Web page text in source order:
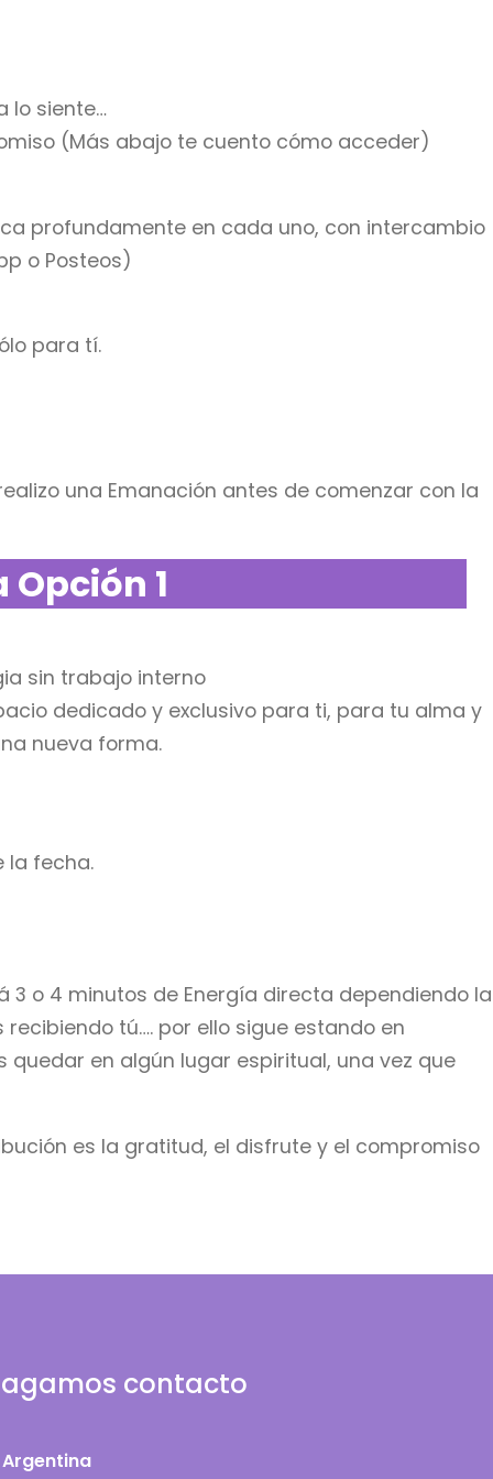
lo siente…
(Más abajo te cuento cómo acceder)
profundamente en cada uno, con intercambio
o Posteos)
para tí.
una Emanación antes de comenzar con la
1
sin trabajo interno
dedicado y exclusivo para ti, para tu alma y
nueva forma.
la fecha.
o 4 minutos de Energía directa dependiendo la
tú…. por ello sigue estando en
en algún lugar espiritual, una vez que
es la gratitud, el disfrute y el compromiso
contacto
Argentina